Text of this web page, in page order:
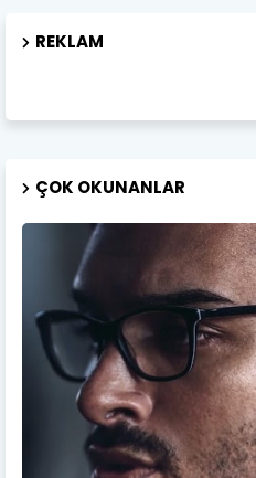
REKLAM
ÇOK OKUNANLAR